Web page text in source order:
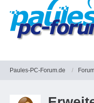
Paules-PC-Forum.de